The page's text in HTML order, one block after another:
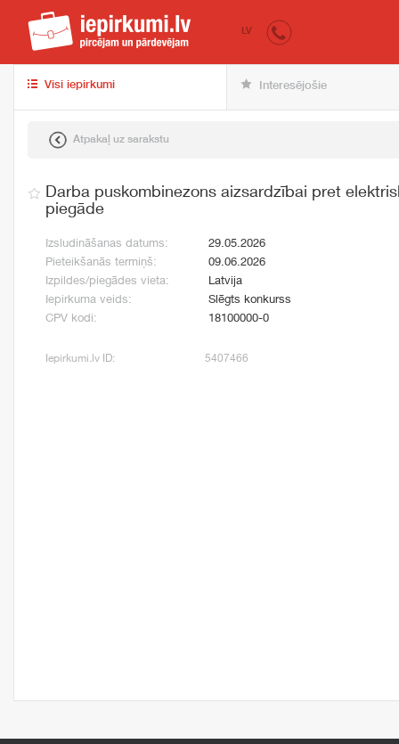
iepirkumi.lv
LV
Visi iepirkumi Interesējošie
Atpakaļ uz sarakstu
Darba puskombinezons aizsardzībai pret
piegāde
Izsludināšanas datums:
29.05.2026
Pieteikšanās termiņš:
09.06.2026
Izpildes/piegādes vieta:
Latvija
Iepirkuma veids:
Slēgts konkurss
CPV kodi:
18100000-0
Iepirkumi.lv ID: 5407466